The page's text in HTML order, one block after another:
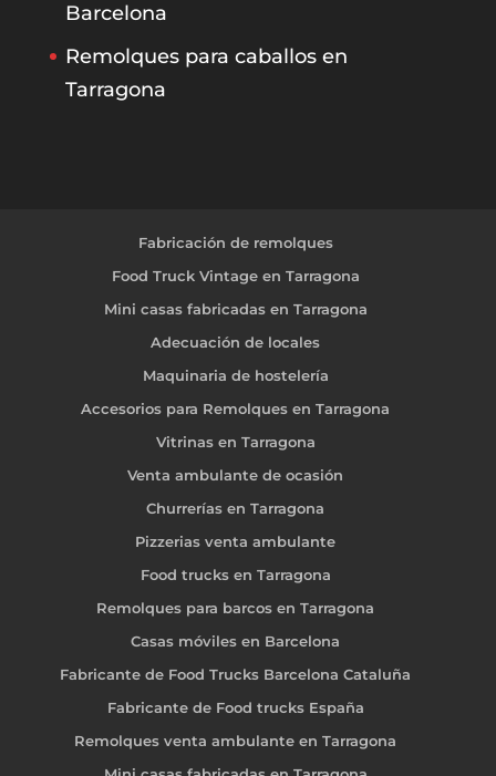
Barcelona
Remolques para caballos en
Tarragona
Fabricación de remolques
Food Truck Vintage en Tarragona
Mini casas fabricadas en Tarragona
Adecuación de locales
Maquinaria de hostelería
Accesorios para Remolques en Tarragona
Vitrinas en Tarragona
Venta ambulante de ocasión
Churrerías en Tarragona
Pizzerias venta ambulante
Food trucks en Tarragona
Remolques para barcos en Tarragona
Casas móviles en Barcelona
Fabricante de Food Trucks Barcelona Cataluña
Fabricante de Food trucks España
Remolques venta ambulante en Tarragona